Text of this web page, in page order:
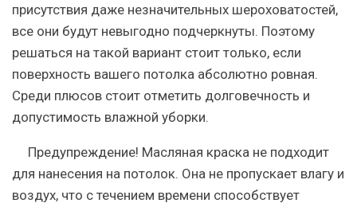
присутствия даже незначительных шероховатостей,
все они будут невыгодно подчеркнуты. Поэтому
решаться на такой вариант стоит только, если
поверхность вашего потолка абсолютно ровная.
Среди плюсов стоит отметить долговечность и
допустимость влажной уборки.
Предупреждение! Масляная краска не подходит
для нанесения на потолок. Она не пропускает влагу и
воздух, что с течением времени способствует